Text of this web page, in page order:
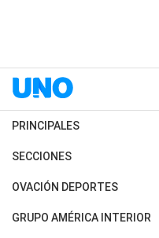
PRINCIPALES
Últimas Noticias
Política
SECCIONES
Horóscopo
Motores
OVACIÓN DEPORTES
Fútbol
GRUPO AMÉRICA INTERIOR